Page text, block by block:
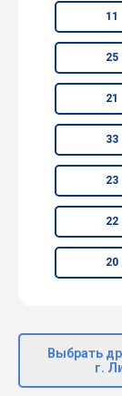
11
25
21
33
23
22
20
Выбрать
г.